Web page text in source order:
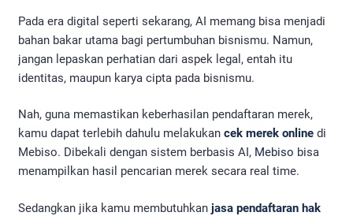
Pada era digital seperti sekarang, AI memang bisa menjadi
bahan bakar utama bagi pertumbuhan bisnismu. Namun,
jangan lepaskan perhatian dari aspek legal, entah itu
identitas, maupun karya cipta pada bisnismu.
Nah, guna memastikan keberhasilan pendaftaran merek,
kamu dapat terlebih dahulu melakukan cek merek online di
Mebiso. Dibekali dengan sistem berbasis AI, Mebiso bisa
menampilkan hasil pencarian merek secara real time.
Sedangkan jika kamu membutuhkan jasa pendaftaran hak